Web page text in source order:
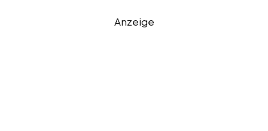
Anzeige